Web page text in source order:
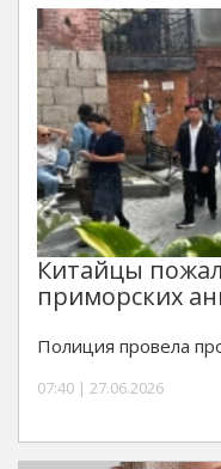
Китайцы
приморских
Полиция провела
07:40 | 27.06.2026